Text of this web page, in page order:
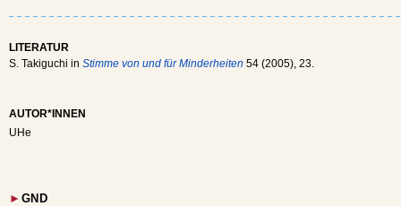
LITERATUR
S. Takiguchi in Stimme von und für Minderheiten 54 (2005), 23.
AUTOR*INNEN
UHe
► GND